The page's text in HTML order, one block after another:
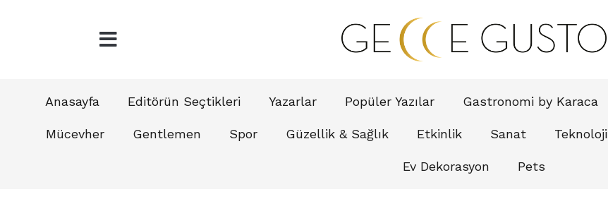
Anasayfa Editörün Seçtikleri Yazarlar Popüler Yazılar Gastronomi by Karaca
Mücevher Gentlemen Spor Güzellik & Sağlık Etkinlik Sanat Teknoloji
Ev Dekorasyon Pets